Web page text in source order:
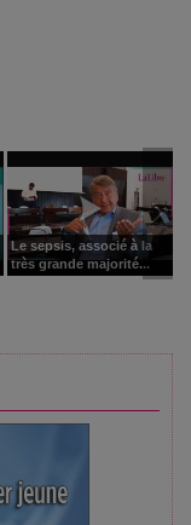
Le sepsis, associé à la
très grande majorité...